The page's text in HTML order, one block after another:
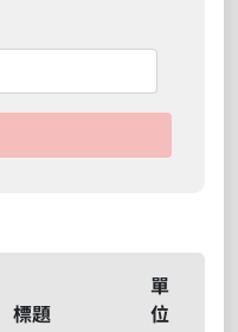
標題
單
位